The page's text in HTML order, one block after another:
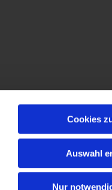
Cookies
Auswahl
Nur